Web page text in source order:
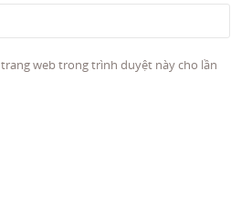
web trong trình duyệt này cho lần